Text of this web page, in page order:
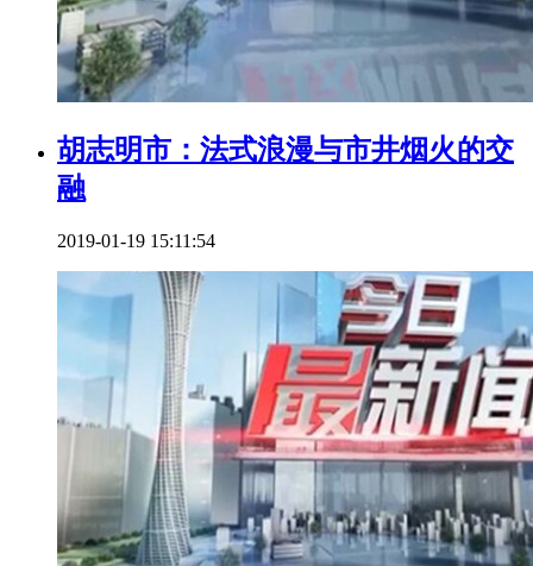
胡志明市：法式浪漫与市井烟火的交
融
2019-01-19 15:11:54